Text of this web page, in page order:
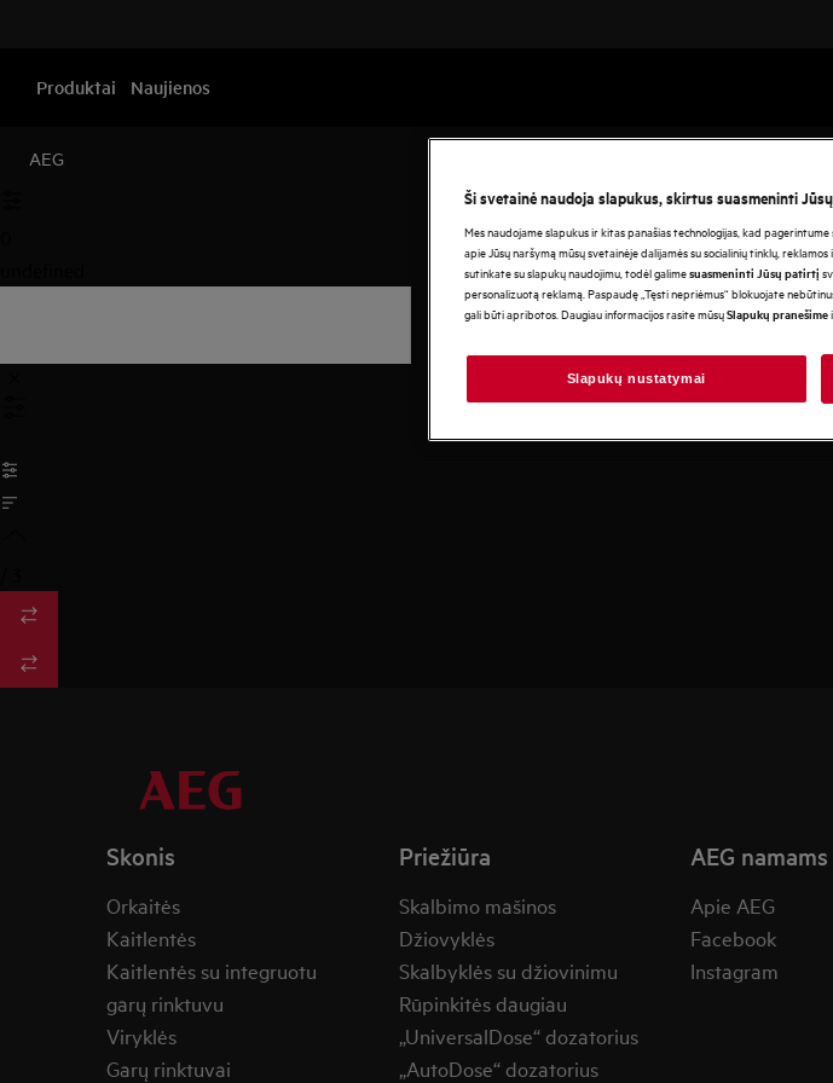
Produktai Naujienos
AEG
Skonis
Orkaitės
Kaitlentės
Kaitlentės su integruotu
garų rinktuvu
Viryklės
Garų rinktuvai
Priežiūra
Skalbimo mašinos
Džiovyklės
Skalbyklės su džiovinimu
Rūpinkitės daugiau
„UniversalDose“ dozatorius
„AutoDose“ dozatorius
AEG namams
Apie AEG
Facebook
Instagram
Ši svetainė naudoja slapukus, skirtus suasmeninti
Mes naudojame slapukus ir kitas panašias technologijas, kad
apie Jūsų naršymą mūsų svetainėje dalijamės su socialinių tinklų,
sutinkate su slapukų naudojimu, todėl galimesuasmeninti Jūsų patirtį
personalizuotą reklamą. Paspaudę „Tęsti nepriėmus“ blokuojate
gali būti apribotos. Daugiau informacijos rasite mūsųSlapukų pranešime
Slapukų nustatymai